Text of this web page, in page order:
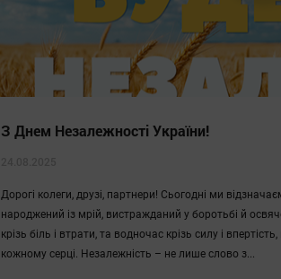
З Днем Незалежності України!
Дорогі колеги, друзі, партнери! Сьогодні ми
народжений із мрій, вистражданий у боротьбі й
крізь біль і втрати, та водночас крізь силу і
кожному серці. Незалежність – не лише слово з...